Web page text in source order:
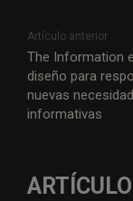
Artículo anterior
The Information
diseño para
nuevas
informativas